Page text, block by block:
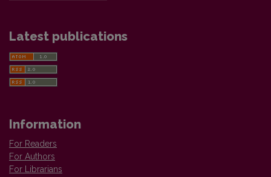
Latest publications
Information
For Readers
For Authors
For Librarians